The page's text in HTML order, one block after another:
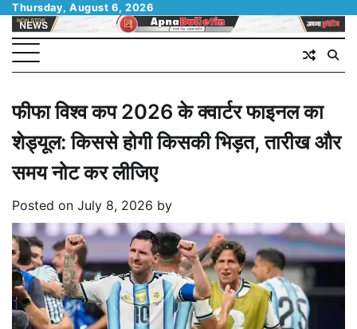
Skip
content
Thursday, August 6, 2026
फीफा विश्व कप 2026 के क्वार्टर फाइनल का
शेड्यूल: किससे होगी किसकी भिड़त, तारीख और
समय नोट कर लीजिए
Posted on July 8, 2026 by